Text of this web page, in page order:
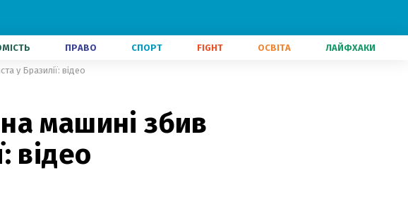
ПРАВО СПОРТ FIGHT ОСВІТА ЛАЙФХАКИ
у Бразилії: відео
машині збив
відео